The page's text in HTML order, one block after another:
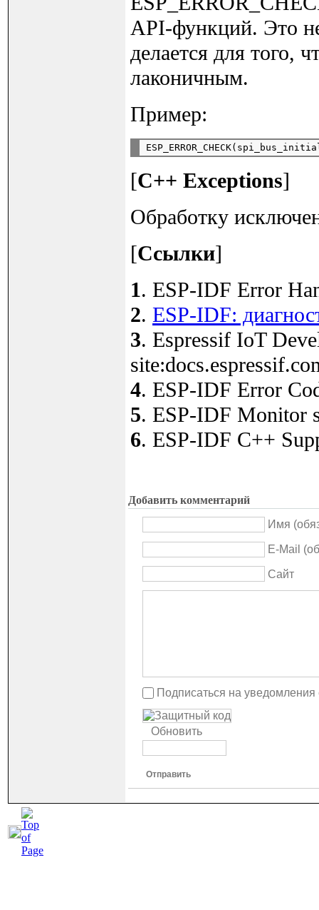
API-функций. Это
делается для того,
лаконичным.
Пример:
[C++ Exceptions]
Обработку
[Ссылки]
1. ESP-IDF Error
2. ESP-IDF:
3. Espressif IoT
4. ESP-IDF Error
5. ESP-IDF Monitor
6. ESP-IDF C++
Добавить комментарий
Имя
E-Mail
Сайт
Подписаться на
Обновить
Отправить